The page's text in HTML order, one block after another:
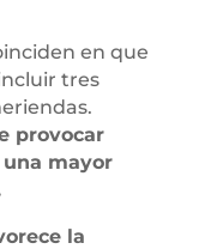
en que
tres
provocar
mayor
la